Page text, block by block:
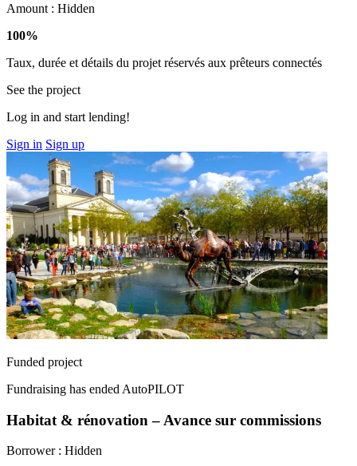
Amount : Hidden
100%
Taux, durée et détails du projet réservés aux prêteurs connectés
See the project
Log in and start lending!
Sign in Sign up
Funded project
Fundraising has ended AutoPILOT
Habitat & rénovation – Avance sur commissions
Borrower : Hidden